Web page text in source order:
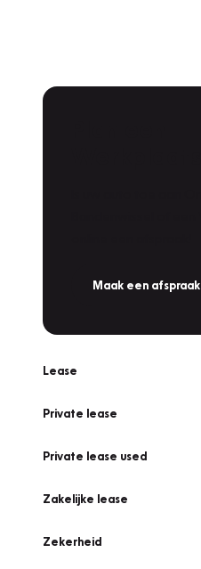
Maak een afspraak
Lease
Private lease
Private lease used
Zakelijke lease
Zekerheid